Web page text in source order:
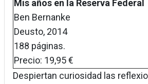
Mis años en la Reserva Federal
Ben Bernanke
Deusto, 2014
188 páginas.
Precio: 19,95 €
Despiertan curiosidad las